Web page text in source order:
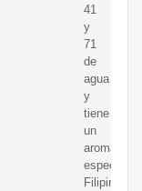
41
y
71
de
agua
y
tiene
un
aroma
especial.
Filipinas